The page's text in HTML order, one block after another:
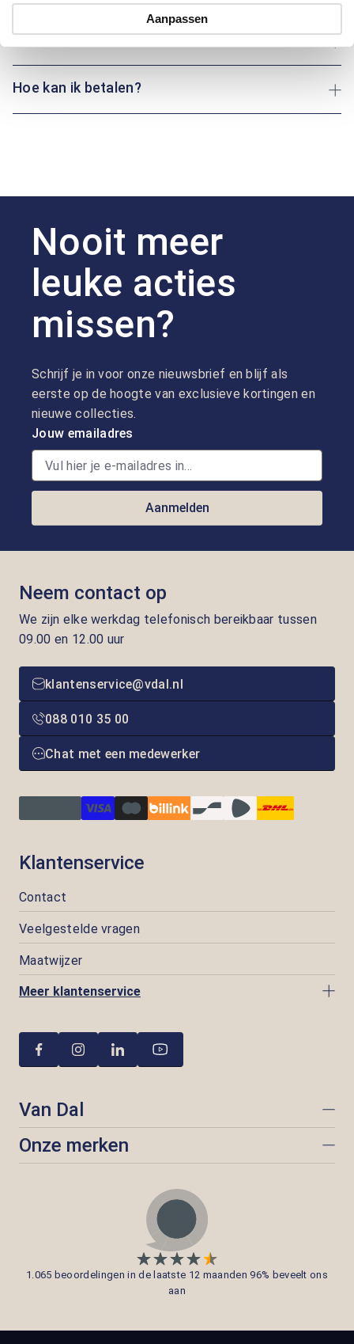
Aanpassen
Over Bartlett
Hoe kan ik betalen?
Nooit meer
leuke acties
missen?
Schrijf je in voor onze nieuwsbrief en blijf als
eerste op de hoogte van exclusieve kortingen en
nieuwe collecties.
Jouw emailadres
Aanmelden
Neem contact op
We zijn elke werkdag telefonisch bereikbaar tussen
09.00 en 12.00 uur
klantenservice@vdal.nl
088 010 35 00
Chat met een medewerker
Klantenservice
Contact
Veelgestelde vragen
Maatwijzer
Meer klantenservice
Van Dal
Onze merken
1.065 beoordelingen in de laatste 12 maanden 96% beveelt ons
aan